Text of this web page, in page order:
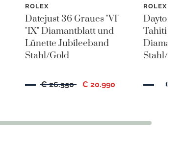
ROLEX
Datejust 36 Graues "VI"
"IX" Diamantblatt und
Lünette Jubileeband
Stahl/Gold
€ 26.550 € 20.990
ROLEX
Daytona
Tahiti
Stahl/
€